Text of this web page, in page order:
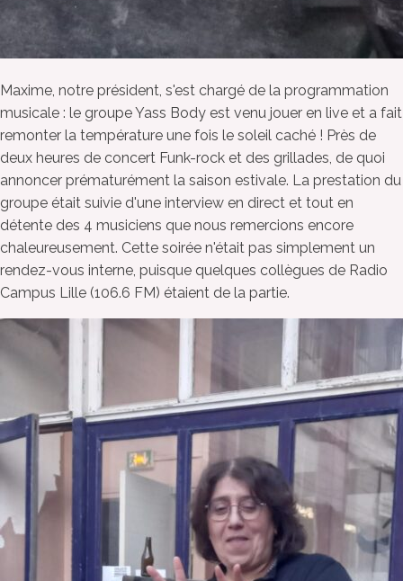
Maxime, notre président, s'est chargé de la programmation
musicale : le groupe Yass Body est venu jouer en live et a fait
remonter la température une fois le soleil caché ! Près de
deux heures de concert Funk-rock et des grillades, de quoi
annoncer prématurément la saison estivale. La prestation du
groupe était suivie d'une interview en direct et tout en
détente des 4 musiciens que nous remercions encore
chaleureusement. Cette soirée n'était pas simplement un
rendez-vous interne, puisque quelques collègues de Radio
Campus Lille (106.6 FM) étaient de la partie.